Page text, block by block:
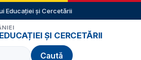
Educației și Cercetării
ȘI CERCETĂRII